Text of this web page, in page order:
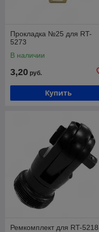
Прокладка №25 для RT-
5273
В наличии
3,20 руб.
Купить
Ремкомплект для RT-5218